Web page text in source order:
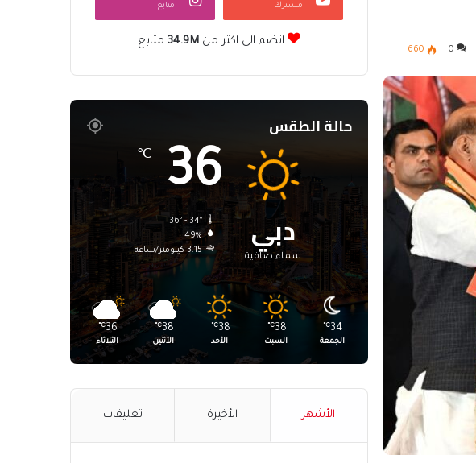
0
660
مشترك متابع
انضم الى اكثر من34.9M متابع
حالة الطقس
دبي
سماء صافية
36
℃
36º - 34º
49%
3.15 كيلومتر/ساعة
34
℃
الجمعة
38
℃
السبت
38
℃
الأحد
38
℃
الأثنين
36
℃
الثلاثاء
الأشهر الأخيرة تعليقات